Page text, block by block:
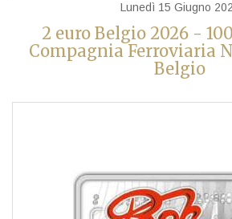
Lunedì 15 Giugno
2 euro Belgio 2026 -
Compagnia Ferroviaria
Belgio